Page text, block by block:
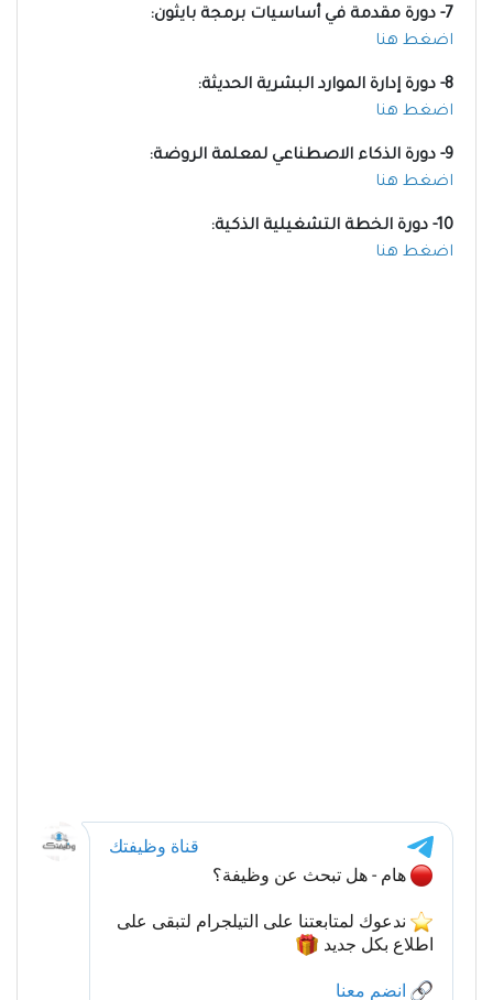
7- دورة مقدمة في أساسيات برمجة بايثون:
اضغط هنا
8- دورة إدارة الموارد البشرية الحديثة:
اضغط هنا
9- دورة الذكاء الاصطناعي لمعلمة الروضة:
اضغط هنا
10- دورة الخطة التشغيلية الذكية:
اضغط هنا